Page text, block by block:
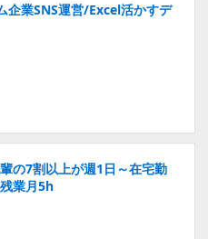
企業SNS運営/Excel活かすデ
の7割以上が週1日～在宅勤
業月5h